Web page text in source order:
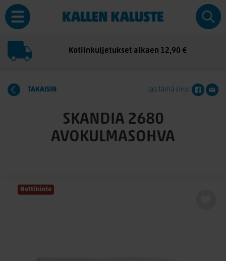
Kotiinkuljetukset alkaen 12,90 €
TAKAISIN Jaa tämä sivu:
SKANDIA 2680
AVOKULMASOHVA
Nettihinta